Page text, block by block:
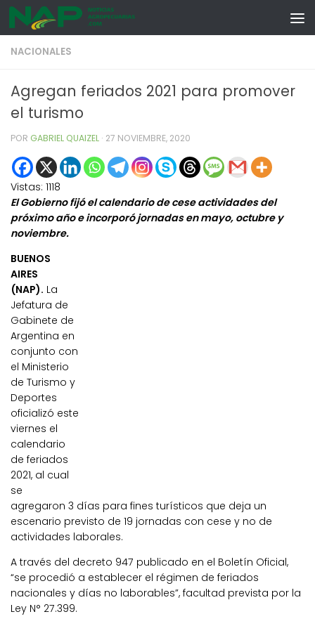
Skip to content
NACIONALES
Agregan feriados 2021 para promover
el turismo
POR GABRIEL QUAIZEL · 27 NOVIEMBRE, 2020
Vistas: 1118
El Gobierno fijó el calendario de cese actividades del
próximo año e incorporó jornadas en mayo, octubre y
noviembre.
BUENOS
AIRES
(NAP). La
Jefatura de
Gabinete de
Argentina en
conjunto con
el Ministerio
de Turismo y
Deportes
oficializó este
viernes el
calendario
de feriados
2021, al cual
se
agregaron 3 días para fines turísticos que deja un
escenario previsto de 19 jornadas con cese y no de
actividades laborales.
A través del decreto 947 publicado en el Boletín Oficial,
“se procedió a establecer el régimen de feriados
nacionales y días no laborables”, facultad prevista por la
Ley N° 27.399.